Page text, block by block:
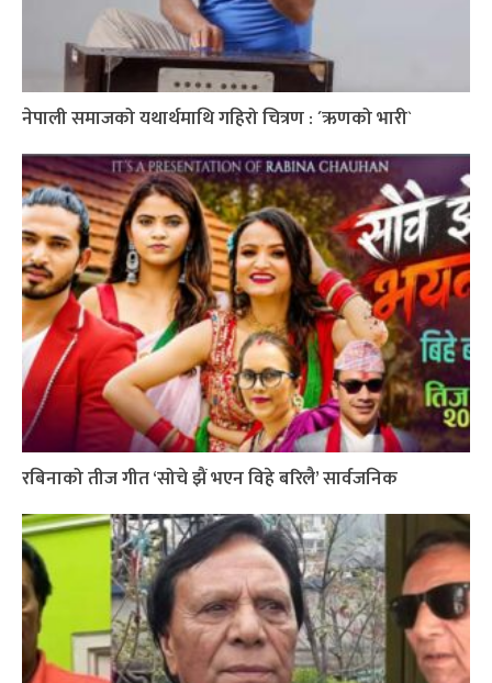
नेपाली समाजको यथार्थमाथि गहिरो चित्रण : ´ऋणको भारी`
रबिनाको तीज गीत ‘सोचे झैं भएन विहे बरिलै’ सार्वजनिक